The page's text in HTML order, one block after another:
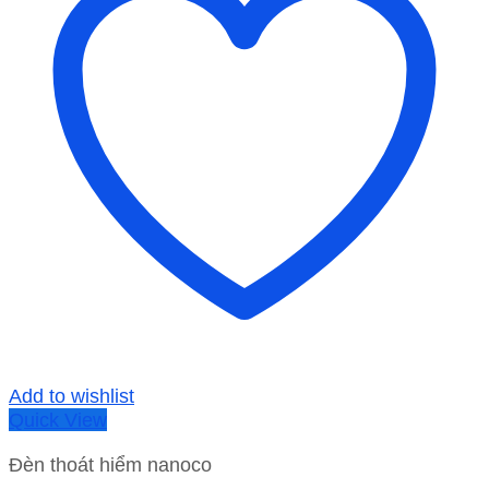
Add to wishlist
Quick View
Đèn thoát hiểm nanoco